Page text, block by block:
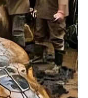
i osjećajem
postaje topliji i